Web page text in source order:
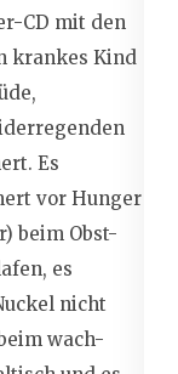
CD mit den
krankes Kind
Es
vor Hunger
beim Obst-
es
nicht
wach-